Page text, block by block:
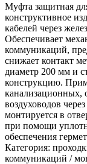
Муфта защитная
конструктивное
кабелей через
Обеспечивает
коммуникаций,
снижает контакт
диаметр 200 мм и
конструкцию.
канализационных,
воздуховодов
монтируется в
при помощи
обеспечения
Категория:
коммуникаций /